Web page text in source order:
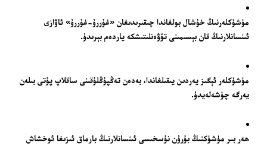
مۈشۈكلەرنىڭ خۇشال بولغاندا چىقىرىدىغان «غۇررۇ-غۇررۇ» ئاۋازى
ئىنسانلارنىڭ قان بېسىمىنى تۆۋەنلىتىشكە ياردەم بېرىدۇ.
مۈشۈكلەر ئېگىز يەردىن يىقىلغاندا، بەدەن تەڭپۇڭلۇقىنى ساقلاپ پۇتى بىلەن
يەرگە چۈشەلەيدۇ.
ھەر بىر مۈشۈكنىڭ بۇرۇن نۇسخىسى ئىنسانلارنىڭ بارماق ئىزىغا ئوخشاش